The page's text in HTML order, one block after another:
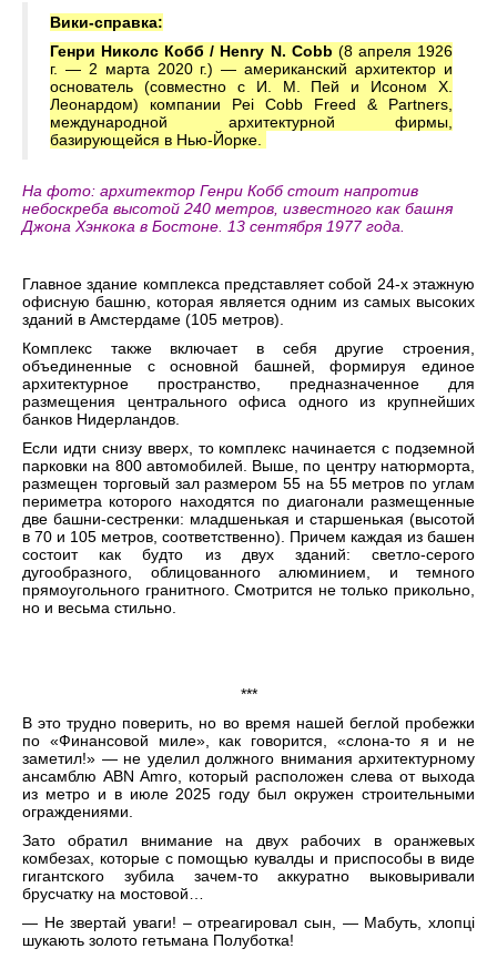
Вики-справка:
Генри Николс Кобб / Henry N. Cobb (8 апреля 1926
г. — 2 марта 2020 г.) — американский архитектор и
основатель (совместно с И. М. Пей и Исоном Х.
Леонардом) компании Pei Cobb Freed & Partners,
международной архитектурной фирмы,
базирующейся в Нью-Йорке.
На фото: архитектор Генри Кобб стоит напротив
небоскреба высотой 240 метров, известного как башня
Джона Хэнкока в Бостоне. 13 сентября 1977 года.
Главное здание комплекса представляет собой 24-х этажную
офисную башню, которая является одним из самых высоких
зданий в Амстердаме (105 метров).
Комплекс также включает в себя другие строения,
объединенные с основной башней, формируя единое
архитектурное пространство, предназначенное для
размещения центрального офиса одного из крупнейших
банков Нидерландов.
Если идти снизу вверх, то комплекс начинается с подземной
парковки на 800 автомобилей. Выше, по центру натюрморта,
размещен торговый зал размером 55 на 55 метров по углам
периметра которого находятся по диагонали размещенные
две башни-сестренки: младшенькая и старшенькая (высотой
в 70 и 105 метров, соответственно). Причем каждая из башен
состоит как будто из двух зданий: светло-серого
дугообразного, облицованного алюминием, и темного
прямоугольного гранитного. Смотрится не только прикольно,
но и весьма стильно.
***
В это трудно поверить, но во время нашей беглой пробежки
по «Финансовой миле», как говорится, «слона-то я и не
заметил!» — не уделил должного внимания архитектурному
ансамблю ABN Amro, который расположен слева от выхода
из метро и в июле 2025 году был окружен строительными
ограждениями.
Зато обратил внимание на двух рабочих в оранжевых
комбезах, которые с помощью кувалды и приспособы в виде
гигантского зубила зачем-то аккуратно выковыривали
брусчатку на мостовой…
— Не звертай уваги! – отреагировал сын, — Мабуть, хлопці
шукають золото гетьмана Полуботка!